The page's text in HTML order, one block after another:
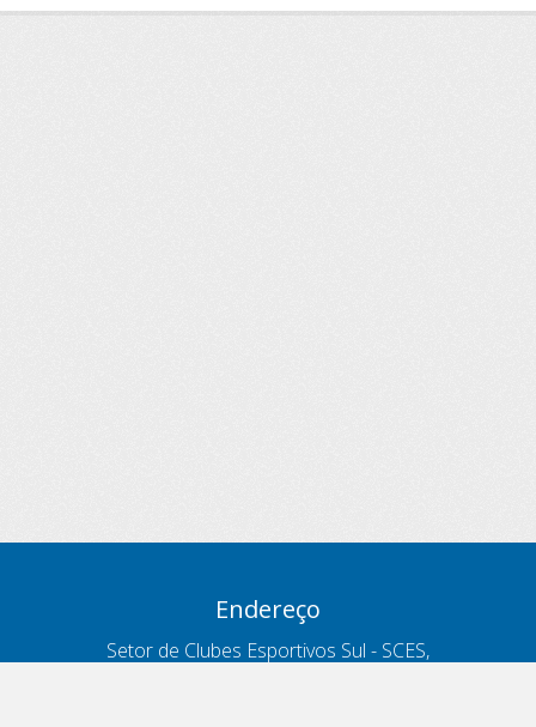
Endereço
Setor de Clubes Esportivos Sul - SCES,